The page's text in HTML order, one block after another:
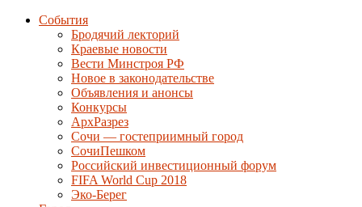
События
Бродячий лекторий
Краевые новости
Вести Минстроя РФ
Новое в законодательстве
Объявления и анонсы
Конкурсы
АрхРазрез
Сочи — гостеприимный город
СочиПешком
Российский инвестиционный форум
FIFA World Cup 2018
Эко-Берег